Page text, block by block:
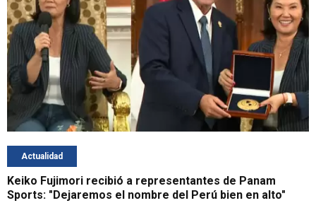
Actualidad
Keiko Fujimori recibió a representantes de Panam
Sports: "Dejaremos el nombre del Perú bien en alto"